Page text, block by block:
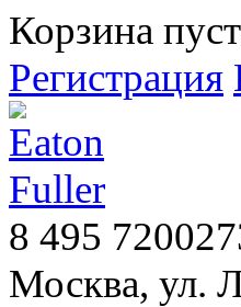
Корзина
Регистрация
8 495
Москва, ул.